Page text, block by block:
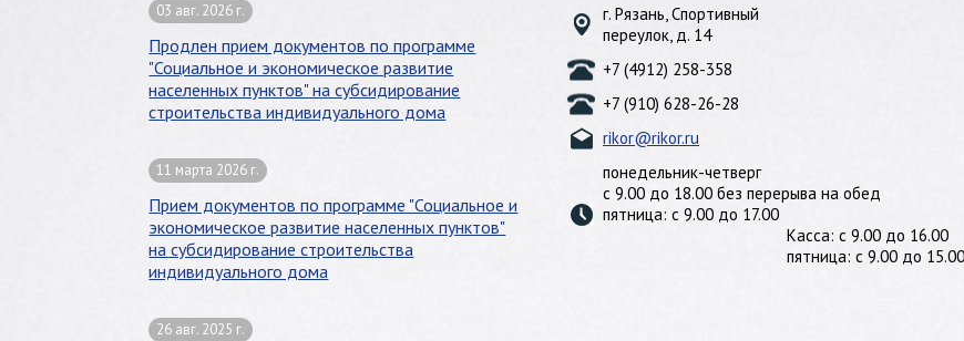
03 авг. 2026 г.
Продлен прием документов по программе
"Социальное и экономическое развитие
населенных пунктов" на субсидирование
строительства индивидуального дома
11 марта 2026 г.
Прием документов по программе "Социальное и
экономическое развитие населенных пунктов"
на субсидирование строительства
индивидуального дома
26 авг. 2025 г.
г. Рязань, Спортивный
переулок, д. 14
+7 (4912) 258-358
+7 (910) 628-26-28
rikor@rikor.ru
понедельник-четверг
с 9.00 до 18.00 без перерыва на обед
пятница: с 9.00 до 17.00
Касса: с 9.00 до 16.00
пятница: с 9.00 до 15.00